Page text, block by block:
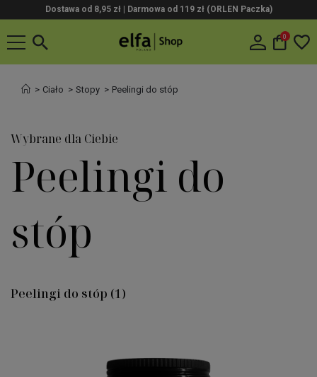
Dostawa od 8,95 zł | Darmowa od 119 zł (ORLEN Paczka)
0
Ciało Stopy Peelingi do stóp
Wybrane dla Ciebie
Peelingi do
stóp
Peelingi do stóp (1)